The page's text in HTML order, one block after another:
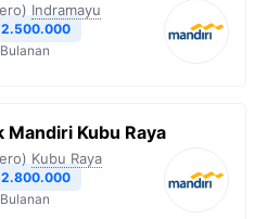
Indramayu
2.500.000
Bulanan
Mandiri Kubu Raya
Kubu Raya
2.800.000
Bulanan